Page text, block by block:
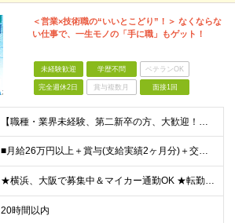
＜営業×技術職の“いいとこどり”！＞ なくならな
い仕事で、一生モノの「手に職」もゲット！
未経験歓迎 学歴不問 ベテランOK
完全週休2日 賞与複数月 面接1回
【職種・業界未経験、第二新卒の方、大歓迎！】 ■未経験OK ■学歴不問 ■普通自動車免許をお持ちの方（AT限定可） ≪こんな方にピッタリです！≫ ・未経験から「手に職」をつけて将来の安心を手に入れた
■月給26万円以上＋賞与(支給実績2ヶ月分)＋交通費 ★6月からはチームインセンティブも新たに導入予定！ ※スキル・経験を考慮の上、決定いたします ※上記には見込み残業代2万円以上（24時間分）を含
★横浜、大阪で募集中＆マイカー通勤OK ★転勤はありません ★希望の勤務地に配属します 【本社】 神奈川県横浜市戸塚区矢部町65 イェルコローレビル1F 【大阪オフィス】 大阪府大阪市北区池田町2
20時間以内